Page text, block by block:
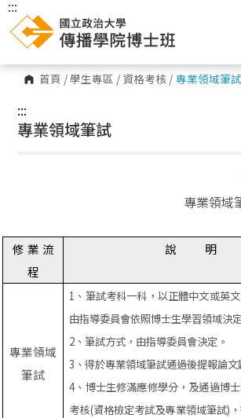
首頁 /學生專區 / 資格考核 / 專業領域筆試
:::
:::
專業領域筆試
專業領域
修 業 流
程
說 明
專業領域
筆試
1 、筆試考科一科，以正體中文或英
由指導委員會依照博士生學習領域決
2 、筆試方式，由指導委員會決定。
3 、得於專業領域筆試通過後提報論文
4、博士生修滿應修學分，及通過博
考核(資格檢定考試及專業領域筆試)